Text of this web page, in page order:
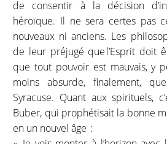
de consentir à la décision
héroïque. Il ne sera certes pas
nouveaux ni anciens. Les
de leur préjugé que l’Esprit doit
que tout pouvoir est mauvais, y
moins absurde, finalement,
Syracuse. Quant aux spirituels,
Buber, qui prophétisait la bonne
en un nouvel âge :